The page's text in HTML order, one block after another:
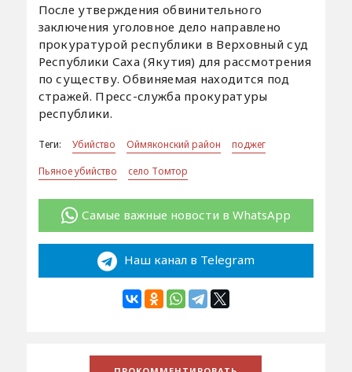
После утверждения обвинительного
заключения уголовное дело направлено
прокуратурой республики в Верховный суд
Республики Саха (Якутия) для рассмотрения
по существу. Обвиняемая находится под
стражей. Пресс-служба прокуратуры
республики.
Теги: Убийство Оймяконский район
поджег
Пьяное убийство
село Томтор
Самые важные новости в WhatsApp
Наш канал в Telegram